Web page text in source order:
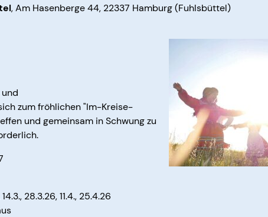
, Am Hasenberge 44, 22337 Hamburg(Fuhlsbüttel)
zum fröhlichen "Im-Kreise-
und gemeinsam in Schwung zu
28.3.26, 11.4., 25.4.26